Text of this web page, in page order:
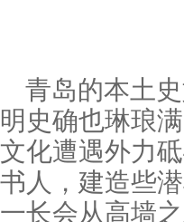
青岛的本土史
明史确也琳琅
文化遭遇外力
书人，建造些
一长会从高墙